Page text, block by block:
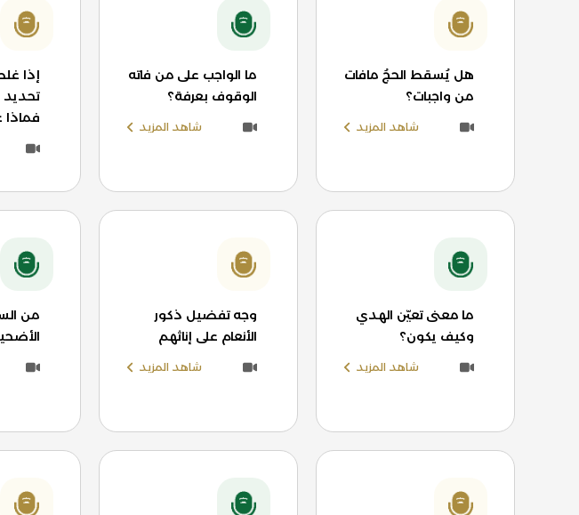
هل يُسقط الحجُ مافات
من واجبات؟
شاهد المزيد
ما الواجب على من فاته
الوقوف بعرفة؟
شاهد المزيد
إذا
تحديد
فماذا
ما معنى تعيّن الهدي
وكيف يكون؟
شاهد المزيد
وجه تفضيل ذكور
الأنعام على إناثهم
شاهد المزيد
من